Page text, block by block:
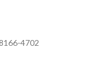
4702